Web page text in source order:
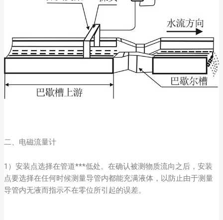
二、电磁流量计
1）安装点选择在管道***低处。在确认被测物质流向之后，安装
点要选择在任何时候测量导管内都能充满液体，以防止由于测量
导管内无液而指示不在零位所引起的误差。